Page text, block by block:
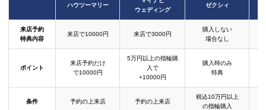
ハウツーマリー
ウェディング
ゼクシィ
来店予約
特典内容
来店で10000円 来店で3000円
購入しない
場合なし
ポイント
来店予約だけ
で10000円
5万円以上の指輪購
入で
+10000円
購入時のみ
特典
条件 予約の上来店 予約の上来店
税込10万円以上
の指輪購入